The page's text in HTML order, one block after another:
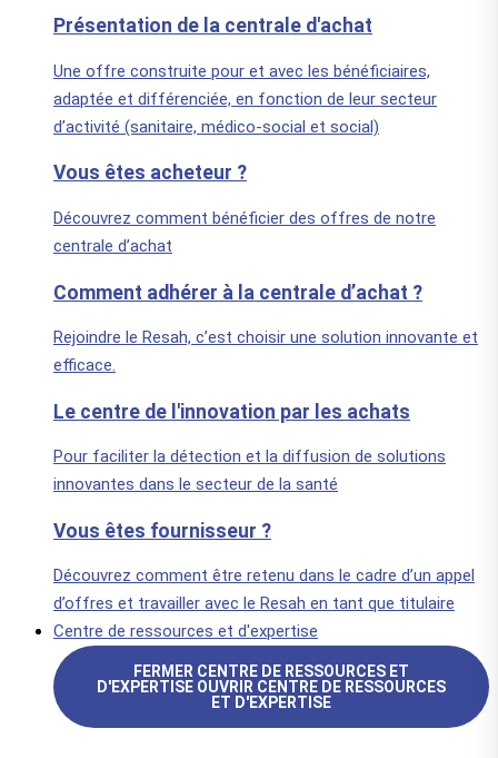
Présentation de la centrale d'achat
Une offre construite pour et avec les bénéficiaires,
adaptée et différenciée, en fonction de leur secteur
d’activité (sanitaire, médico-social et social)
Vous êtes acheteur ?
Découvrez comment bénéficier des offres de notre
centrale d’achat
Comment adhérer à la centrale d’achat ?
Rejoindre le Resah, c’est choisir une solution innovante et
efficace.
Le centre de l'innovation par les achats
Pour faciliter la détection et la diffusion de solutions
innovantes dans le secteur de la santé
Vous êtes fournisseur ?
Découvrez comment être retenu dans le cadre d’un appel
d’offres et travailler avec le Resah en tant que titulaire
Centre de ressources et d'expertise
FERMER CENTRE DE RESSOURCES ET
D'EXPERTISE OUVRIR CENTRE DE RESSOURCES
ET D'EXPERTISE